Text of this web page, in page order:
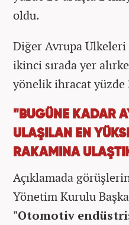
oldu.
Diğer Avrupa
ikinci sırada yer
yönelik ihracat yüzde
"BUGÜNE KADAR
ULAŞILAN EN
RAKAMINA
Açıklamada
Yönetim Kurulu
"Otomotiv